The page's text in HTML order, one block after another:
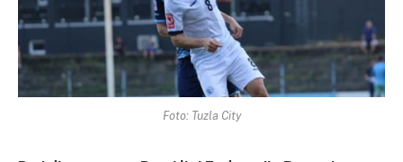
Foto: Tuzla City